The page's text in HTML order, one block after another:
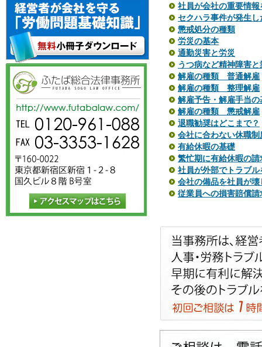
社員が会社の重要情報
セクハラ事件が発生し
懲戒処分の種類
労災の基本
通勤災害と労災
うつ病など精神障害
解雇の種類 普通解雇
解雇の種類 整理解雇
解雇予告・解雇手当の
解雇の種類 懲戒解雇
退職勧奨はどこまで？
会社に合わない休職
有給休暇の基礎
繁忙期に有給休暇の
社員が外部でトラブル
会社の備品を社員が
従業員への損害賠償